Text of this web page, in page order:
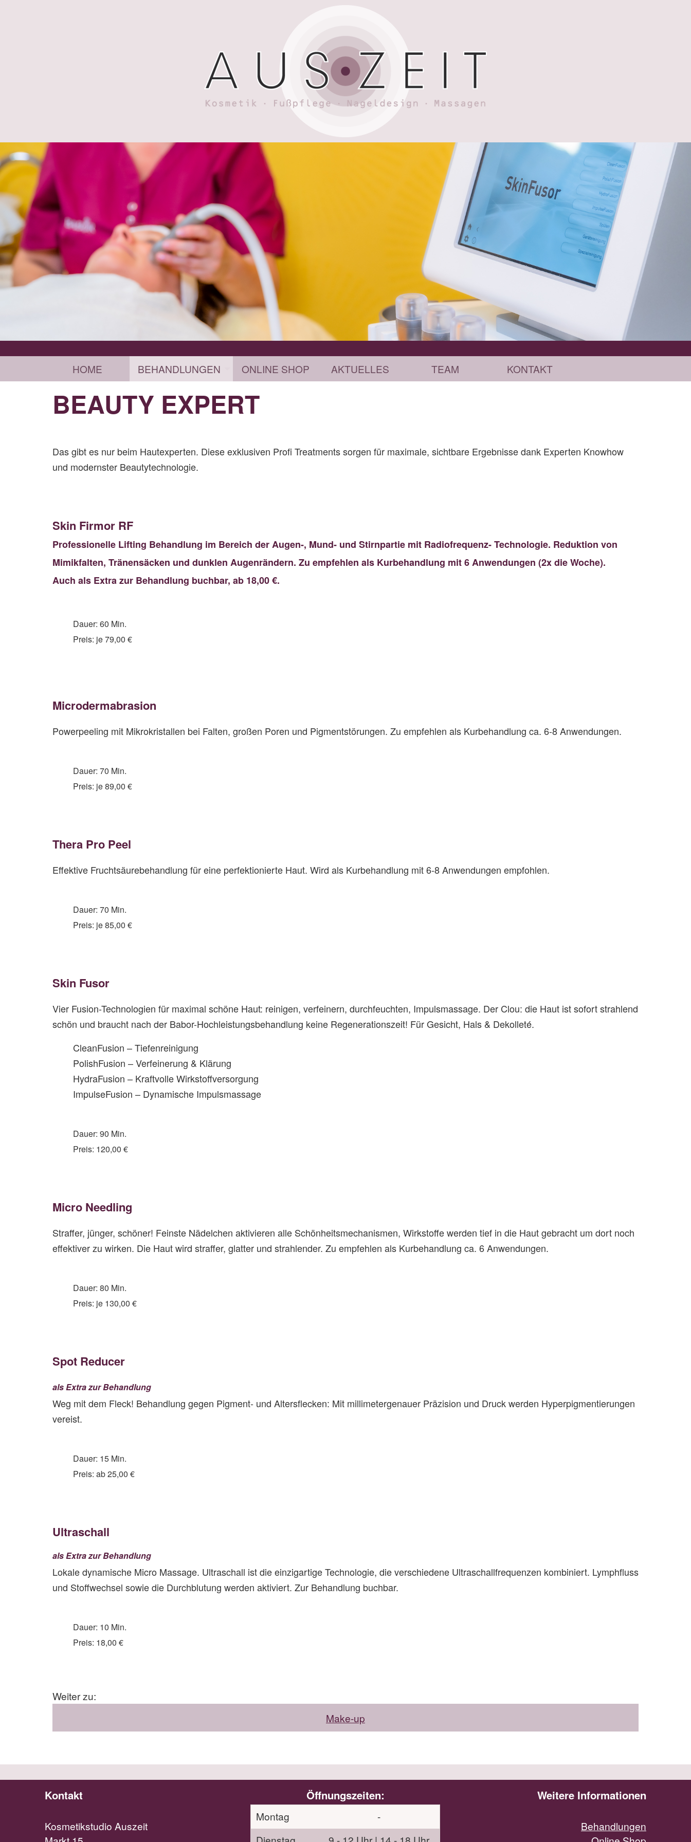
HOME BEHANDLUNGEN ONLINE SHOP AKTUELLES TEAM KONTAKT
BEAUTY EXPERT
Das gibt es nur beim Hautexperten. Diese exklusiven Profi Treatments sorgen für maximale, sichtbare Ergebnisse dank Experten Knowhow
und modernster Beautytechnologie.
Skin Firmor RF
Professionelle Lifting Behandlung im Bereich der Augen-, Mund- und Stirnpartie mit Radiofrequenz- Technologie. Reduktion von
Mimikfalten, Tränensäcken und dunklen Augenrändern. Zu empfehlen als Kurbehandlung mit 6 Anwendungen (2x die Woche).
Auch als Extra zur Behandlung buchbar, ab 18,00 €.
Dauer: 60 Min.
Preis: je 79,00 €
Microdermabrasion
Powerpeeling mit Mikrokristallen bei Falten, großen Poren und Pigmentstörungen. Zu empfehlen als Kurbehandlung ca. 6-8 Anwendungen.
Dauer: 70 Min.
Preis: je 89,00 €
Thera Pro Peel
Effektive Fruchtsäurebehandlung für eine perfektionierte Haut. Wird als Kurbehandlung mit 6-8 Anwendungen empfohlen.
Dauer: 70 Min.
Preis: je 85,00 €
Skin Fusor
Vier Fusion-Technologien für maximal schöne Haut: reinigen, verfeinern, durchfeuchten, Impulsmassage. Der Clou: die Haut ist sofort strahlend
schön und braucht nach der Babor-Hochleistungsbehandlung keine Regenerationszeit! Für Gesicht, Hals & Dekolleté.
CleanFusion – Tiefenreinigung
PolishFusion – Verfeinerung & Klärung
HydraFusion – Kraftvolle Wirkstoffversorgung
ImpulseFusion – Dynamische Impulsmassage
Dauer: 90 Min.
Preis: 120,00 €
Micro Needling
Straffer, jünger, schöner! Feinste Nädelchen aktivieren alle Schönheitsmechanismen, Wirkstoffe werden tief in die Haut gebracht um dort noch
effektiver zu wirken. Die Haut wird straffer, glatter und strahlender. Zu empfehlen als Kurbehandlung ca. 6 Anwendungen.
Dauer: 80 Min.
Preis: je 130,00 €
Spot Reducer
als Extra zur Behandlung
Weg mit dem Fleck! Behandlung gegen Pigment- und Altersflecken: Mit millimetergenauer Präzision und Druck werden Hyperpigmentierungen
vereist.
Dauer: 15 Min.
Preis: ab 25,00 €
Ultraschall
als Extra zur Behandlung
Lokale dynamische Micro Massage. Ultraschall ist die einzigartige Technologie, die verschiedene Ultraschallfrequenzen kombiniert. Lymphfluss
und Stoffwechsel sowie die Durchblutung werden aktiviert. Zur Behandlung buchbar.
Dauer: 10 Min.
Preis: 18,00 €
Weiter zu:
Make-up
Kontakt
Kosmetikstudio Auszeit
Öffnungszeiten:
Montag
-
Weitere Informationen
Behandlungen